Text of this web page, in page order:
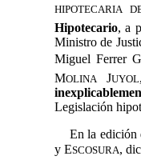
HIPOTECARIA
Hipotecario, a
Ministro de
Miguel Ferrer
MOLINA JUYOL
Legislación
En la edición
y ESCOSURA,